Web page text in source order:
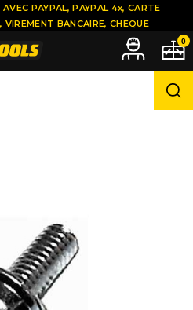
PAYPAL, PAYPAL 4x, CARTE
BANCAIRE, CHEQUE
0